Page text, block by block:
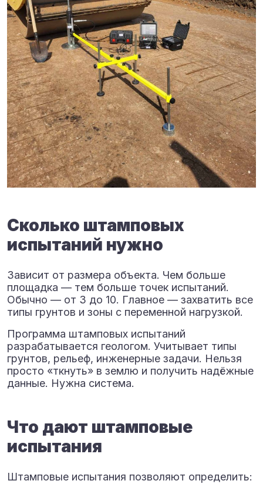
Сколько штамповых
испытаний нужно
Зависит от размера объекта. Чем больше
площадка — тем больше точек испытаний.
Обычно — от 3 до 10. Главное — захватить все
типы грунтов и зоны с переменной нагрузкой.
Программа штамповых испытаний
разрабатывается геологом. Учитывает типы
грунтов, рельеф, инженерные задачи. Нельзя
просто «ткнуть» в землю и получить надёжные
данные. Нужна система.
Что дают штамповые
испытания
Штамповые испытания позволяют определить: